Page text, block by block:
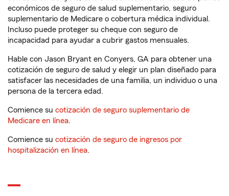
económicos de seguro de salud suplementario, seguro
suplementario de Medicare o cobertura médica individual.
Incluso puede proteger su cheque con seguro de
incapacidad para ayudar a cubrir gastos mensuales.
Hable con Jason Bryant en Conyers, GA para obtener una
cotización de seguro de salud y elegir un plan diseñado para
satisfacer las necesidades de una familia, un individuo o una
persona de la tercera edad.
Comience su cotización de seguro suplementario de
Medicare en línea.
Comience su cotización de seguro de ingresos por
hospitalización en línea.